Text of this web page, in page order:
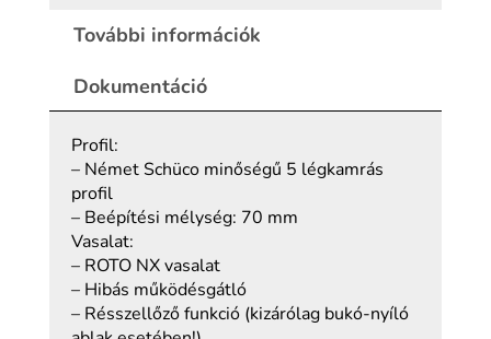
További információk
Dokumentáció
Profil:
– Német Schüco minőségű 5 légkamrás
profil
– Beépítési mélység: 70 mm
Vasalat:
– ROTO NX vasalat
– Hibás működésgátló
– Résszellőző funkció (kizárólag bukó-nyíló